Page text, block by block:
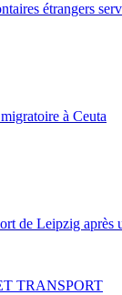
étrangers
à Ceuta
de Leipzig après
TRANSPORT